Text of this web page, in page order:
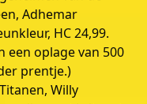
Adhemar
HC 24,99.
een oplage van 500
prentje.)
Willy